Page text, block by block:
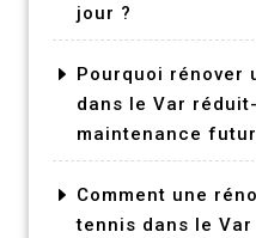
jour ?
Pourquoi rénover
dans le Var
maintenance
Comment une
tennis dans le